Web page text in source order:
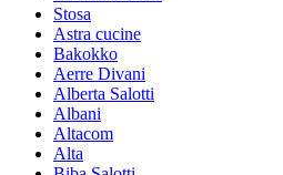
Stosa
Astra cucine
Bakokko
Aerre Divani
Alberta Salotti
Albani
Altacom
Alta